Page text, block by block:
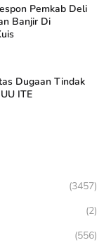
Pemkab Deli
Banjir Di
Dugaan Tindak
ITE
(3457)
(2)
(556)